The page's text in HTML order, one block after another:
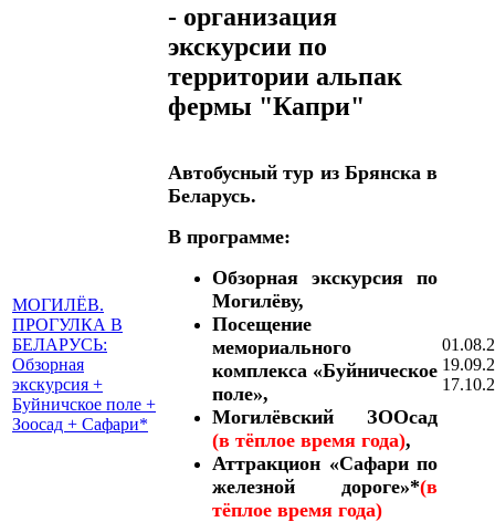
- организация
экскурсии по
территории альпак
фермы "Капри"
МОГИЛЁВ.
ПРОГУЛКА В
БЕЛАРУСЬ:
Обзорная
экскурсия +
Буйничское поле +
Зоосад + Сафари*
Автобусный тур из Брянска в
Беларусь.
В программе:
Обзорная экскурсия по
Могилёву,
Посещение
мемориального
комплекса «Буйническое
поле»,
Могилёвский ЗООсад
(в тёплое время года),
Аттракцион «Сафари по
железной дороге»*(в
тёплое время года)